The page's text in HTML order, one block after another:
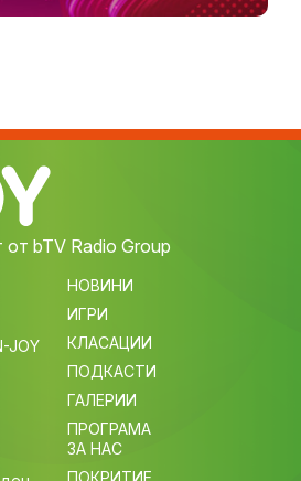
bTV Radio Group
JOY
НОВИНИ
ИГРИ
КЛАСАЦИИ
ПОДКАСТИ
ГАЛЕРИИ
ПРОГРАМА
ЗА НАС
ПОКРИТИЕ